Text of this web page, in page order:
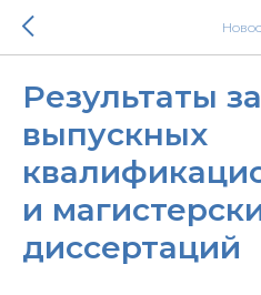
Результаты
выпускных
и
диссертаций